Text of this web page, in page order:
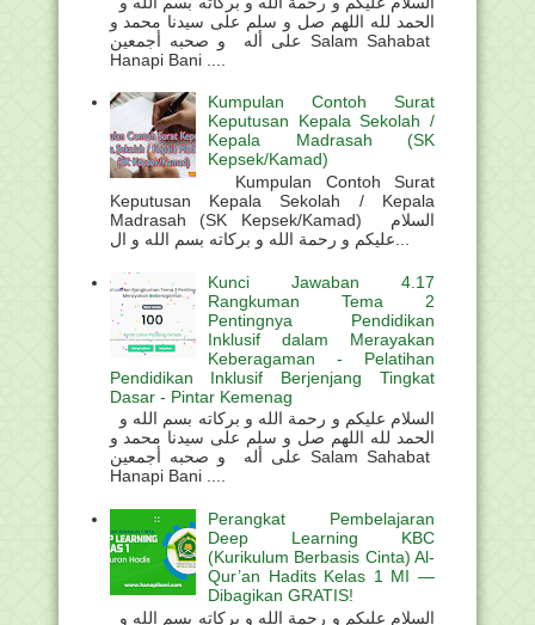
الحمد لله اللهم صل و سلم على سيدنا محمد و
على أله و صحبه أجمعين Salam Sahabat
Hanapi Bani ....
Kumpulan Contoh Surat
Keputusan Kepala Sekolah /
Kepala Madrasah (SK
Kepsek/Kamad)
Kumpulan Contoh Surat
Keputusan Kepala Sekolah / Kepala
Madrasah (SK Kepsek/Kamad) السلام
Kunci Jawaban 4.17
Rangkuman Tema 2
Pentingnya Pendidikan
Inklusif dalam Merayakan
Keberagaman - Pelatihan
Pendidikan Inklusif Berjenjang Tingkat
Dasar - Pintar Kemenag
الحمد لله اللهم صل و سلم على سيدنا محمد و
على أله و صحبه أجمعين Salam Sahabat
Hanapi Bani ....
Perangkat Pembelajaran
Deep Learning KBC
(Kurikulum Berbasis Cinta) Al-
Qur’an Hadits Kelas 1 MI —
Dibagikan GRATIS!